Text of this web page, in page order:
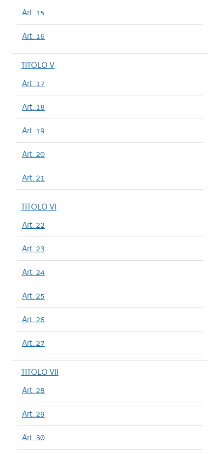
Art. 15
Art. 16
TITOLO V
Art. 17
Art. 18
Art. 19
Art. 20
Art. 21
TITOLO VI
Art. 22
Art. 23
Art. 24
Art. 25
Art. 26
Art. 27
TITOLO VII
Art. 28
Art. 29
Art. 30